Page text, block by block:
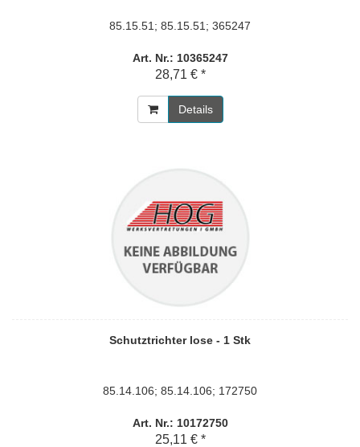
85.15.51; 85.15.51; 365247
Art. Nr.: 10365247
28,71 € *
Details
Schutztrichter lose - 1 Stk
85.14.106; 85.14.106; 172750
Art. Nr.: 10172750
25,11 € *